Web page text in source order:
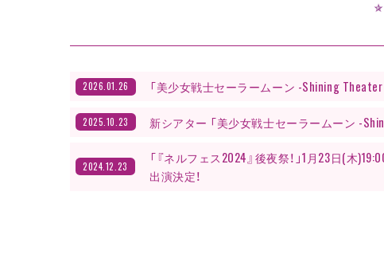
2026.01.26 「美少女戦士セーラームーン -Shining Theater
2025.10.23 新シアター 「美少女戦士セーラームーン -
2024.12.23
「『ネルフェス2024』後夜祭！」1月23日(木
出演決定！